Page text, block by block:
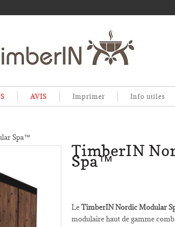
AVIS Imprimer Info utiles
Spa™
TimberIN
Spa™
LeTimberIN Nordic Modular
modulaire haut de gamme